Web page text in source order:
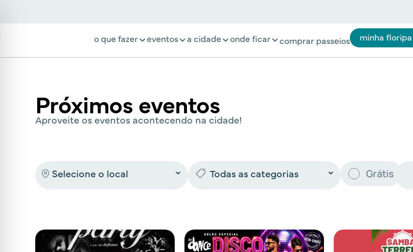
o que fazer eventos a cidade onde ficar comprar passeios minha floripa
Próximos eventos
Aproveite os eventos acontecendo na cidade!
Grátis